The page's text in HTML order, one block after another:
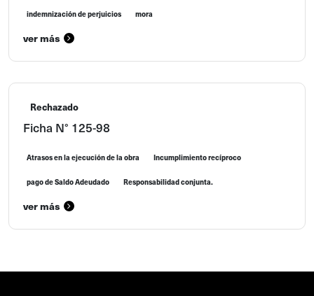
indemnización de perjuicios mora
ver más
Rechazado
Ficha N° 125-98
Atrasos en la ejecución de la obra Incumplimiento recíproco
pago de Saldo Adeudado Responsabilidad conjunta.
ver más